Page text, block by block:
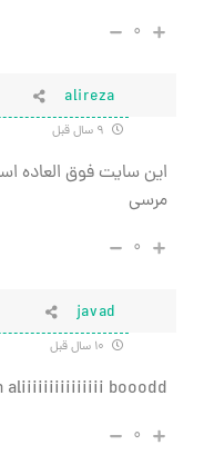
۰
alireza
این سایت فوق العاده
مرسی
۰
javad
aliiiiiiiiiiiiiii booodd
۰